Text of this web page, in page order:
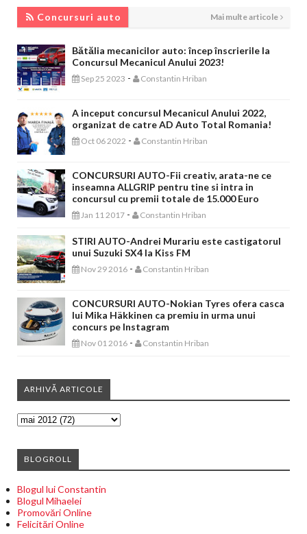
Concursuri auto Mai multe articole
Bătălia mecanicilor auto: încep înscrierile la
Concursul Mecanicul Anului 2023!
Sep 25 2023 - Constantin Hriban
A inceput concursul Mecanicul Anului 2022,
organizat de catre AD Auto Total Romania!
Oct 06 2022 - Constantin Hriban
CONCURSURI AUTO-Fii creativ, arata-ne ce
inseamna ALLGRIP pentru tine si intra in
concursul cu premii totale de 15.000 Euro
Jan 11 2017 - Constantin Hriban
STIRI AUTO-Andrei Murariu este castigatorul
unui Suzuki SX4 la Kiss FM
Nov 29 2016 - Constantin Hriban
CONCURSURI AUTO-Nokian Tyres ofera casca
lui Mika Häkkinen ca premiu in urma unui
concurs pe Instagram
Nov 01 2016 - Constantin Hriban
ARHIVĂ ARTICOLE
BLOGROLL
Blogul lui Constantin
Blogul Mihaelei
Promovări Online
Felicitări Online